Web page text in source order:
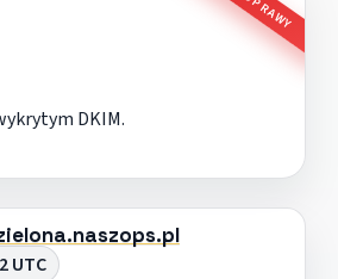
DKIM.
UTC